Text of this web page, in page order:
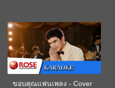
ขอบคุณแฟนเพลง - Cover